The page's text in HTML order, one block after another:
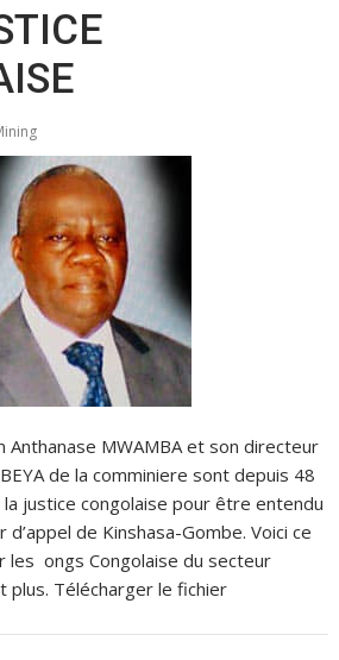
Anthanase MWAMBA et son directeur
de la comminiere sont depuis 48
justice congolaise pour être entendu
de Kinshasa-Gombe. Voici ce
les ongs Congolaise du secteur
Télécharger le fichier